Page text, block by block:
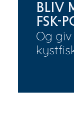
Bliv
FSK-
Og